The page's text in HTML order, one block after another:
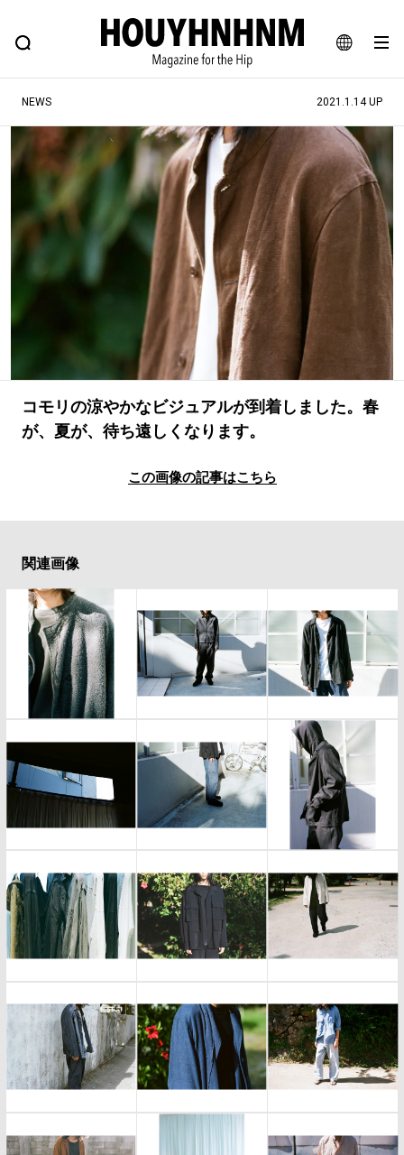
JA
EN
FEATURE BLOG SNAP
ヒップなファッション、カルチャー、ライフスタイルWEBマガジン
#注目のタグ
#SHOPPING ADDICT #憧れの逸品
#ESSENTIAL DESIGNS #古着サミット
#マイナーグッド図鑑
#路地裏てぃーん。 #MONTHLY JOURNAL
#フイナムのYouTube
#FOCUS IT #AH.H
#ととけん #FASHION #MUSIC #MOVIE
#LIFESTYLE #SNEAKER #OUTDOOR
#SPORTS #HANDSOME HANDBOOK
NEWS 2021.1.14 UP
コモリの涼やかなビジュアルが到着しました。春
が、夏が、待ち遠しくなります。
この画像の記事はこちら
関連画像